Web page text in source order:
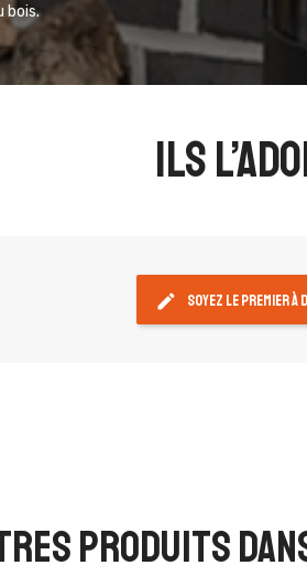
bois.
ils
edit Soyez le premier à
produits